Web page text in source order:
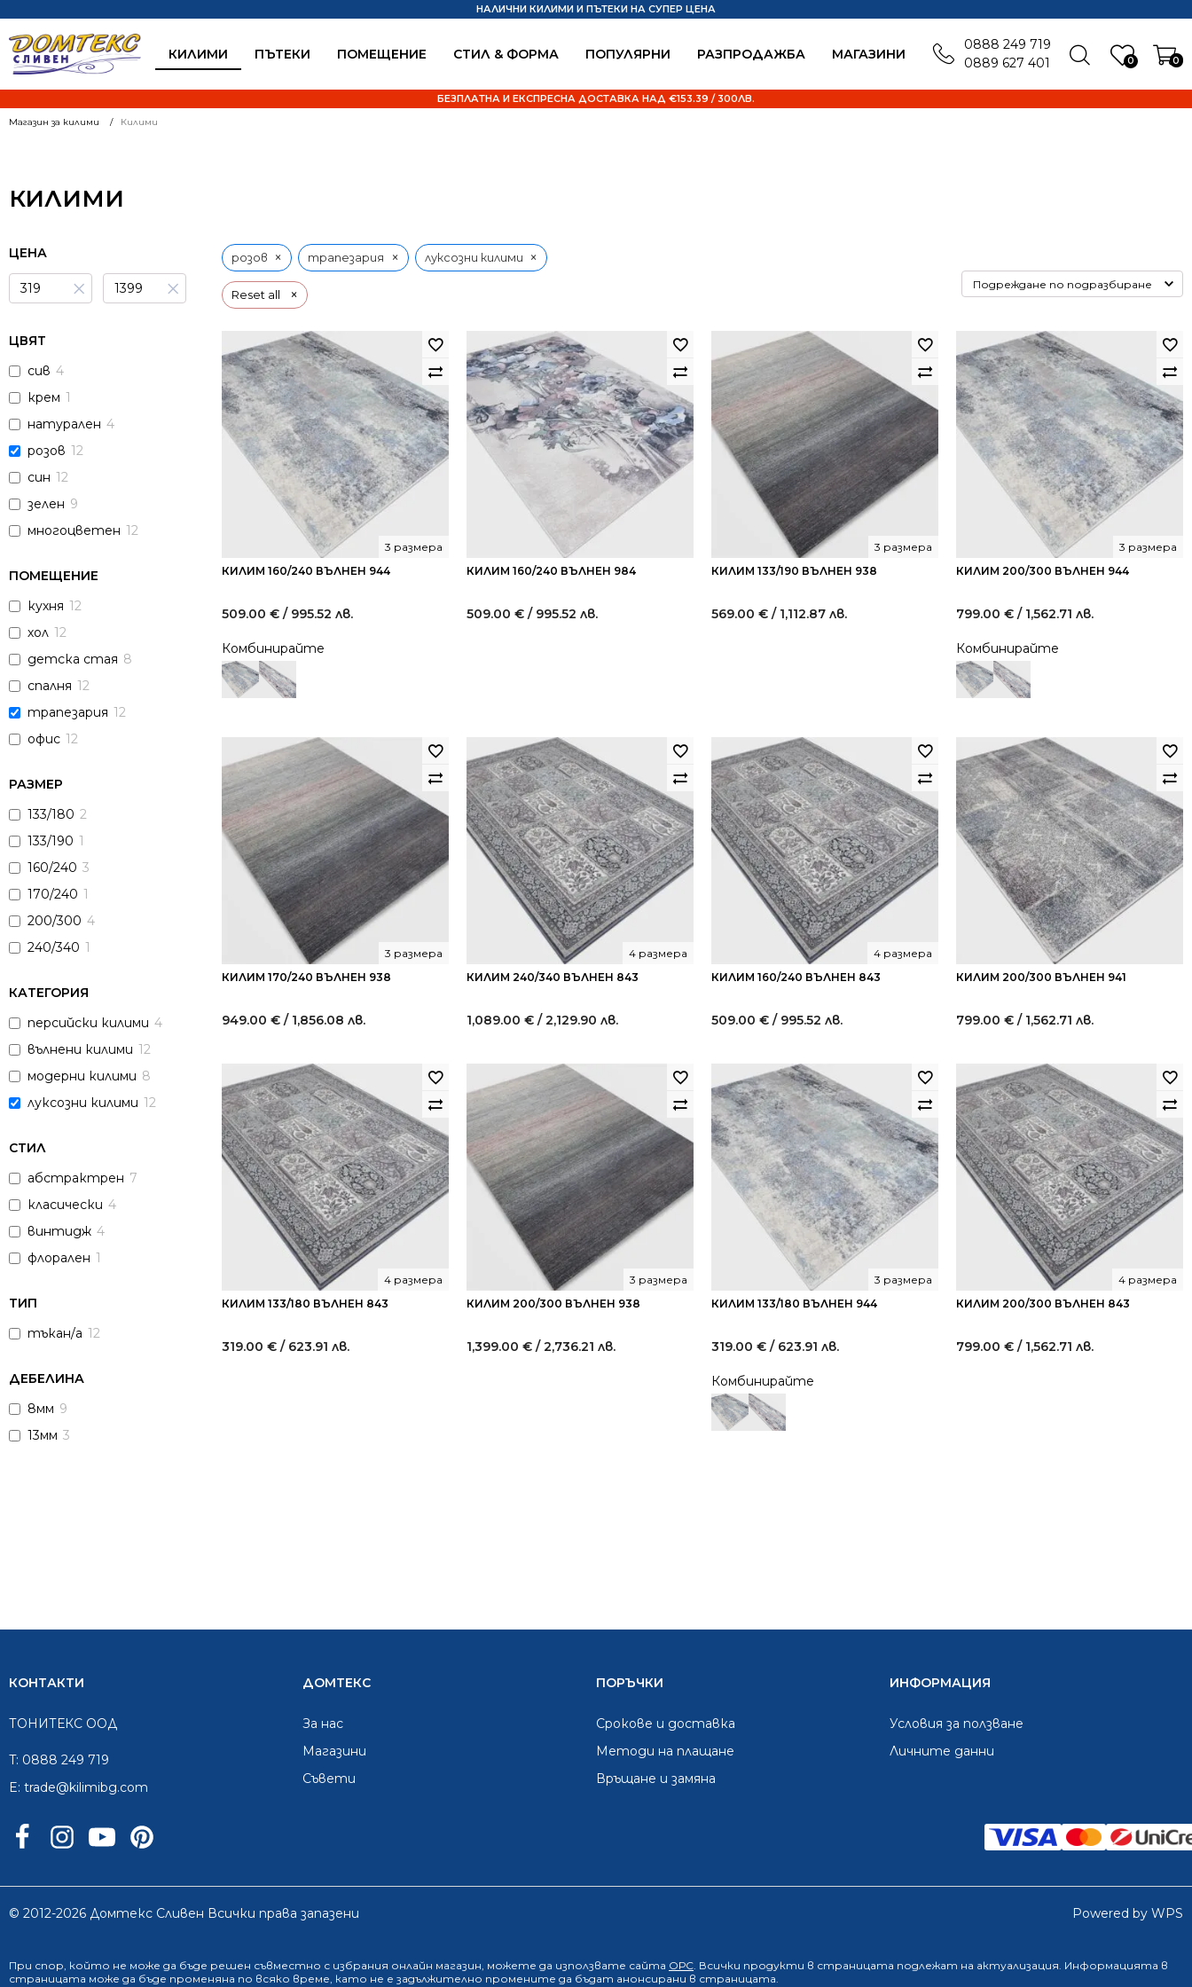
КИЛИМИ ПЪТЕКИ ПОМЕЩЕНИЕ СТИЛ & ФОРМА ПОПУЛЯРНИ РАЗПРОДАЖБА MАГАЗИНИ 0 0
НАЛИЧНИ КИЛИМИ И ПЪТЕКИ НА СУПЕР ЦЕНА
БЕЗПЛАТНА И ЕКСПРЕСНА ДОСТАВКА НАД €153.39 / 300ЛВ.
0888 249 719
0889 627 401
Магазин за килими Килими
КИЛИМИ
ЦЕНА
× ×
ЦВЯТ
сив 4
крем 1
натурален 4
розов 12
син 12
зелен 9
многоцветен 12
ПОМЕЩЕНИЕ
кухня 12
хол 12
детска стая 8
спалня 12
трапезария 12
офис 12
РАЗМЕР
133/180 2
133/190 1
160/240 3
170/240 1
200/300 4
240/340 1
КАТЕГОРИЯ
персийски килими 4
вълнени килими 12
модерни килими 8
луксозни килими 12
СТИЛ
абстрактрен 7
класически 4
винтидж 4
флорален 1
ТИП
тъкан/а 12
ДЕБЕЛИНА
8мм 9
13мм 3
Reset all ×
розов × трапезария × луксозни килими ×
КИЛИМ 160/240 ВЪЛНЕН 944
3 размера
509.00 € / 995.52 лв.
Комбинирайте
КИЛИМ 160/240 ВЪЛНЕН 984
509.00 € / 995.52 лв.
КИЛИМ 133/190 ВЪЛНЕН 938
3 размера
569.00 € / 1,112.87 лв.
КИЛИМ 200/300 ВЪЛНЕН 944
3 размера
799.00 € / 1,562.71 лв.
Комбинирайте
КИЛИМ 170/240 ВЪЛНЕН 938
3 размера
949.00 € / 1,856.08 лв.
КИЛИМ 240/340 ВЪЛНЕН 843
4 размера
1,089.00 € / 2,129.90 лв.
КИЛИМ 160/240 ВЪЛНЕН 843
4 размера
509.00 € / 995.52 лв.
КИЛИМ 200/300 ВЪЛНЕН 941
799.00 € / 1,562.71 лв.
КИЛИМ 133/180 ВЪЛНЕН 843
4 размера
319.00 € / 623.91 лв.
КИЛИМ 200/300 ВЪЛНЕН 938
3 размера
1,399.00 € / 2,736.21 лв.
КИЛИМ 133/180 ВЪЛНЕН 944
3 размера
319.00 € / 623.91 лв.
Комбинирайте
КИЛИМ 200/300 ВЪЛНЕН 843
4 размера
799.00 € / 1,562.71 лв.
КОНТАКТИ
ТОНИТЕКС ООД
T: 0888 249 719
E: trade@kilimibg.com
ДОМТЕКС
За нас
Mагазини
Съвети
ПОРЪЧКИ
Срокове и доставка
Методи на плащане
Връщане и замяна
ИНФОРМАЦИЯ
Условия за ползване
Личните данни
© 2012-2026 Домтекс Сливен Всички права запазени Powered by WPS
При спор, който не може да бъде решен съвместно с избрания онлайн магазин, можете да използвате сайта ОРС. Всички продукти в страницата подлежат на актуализация. Информацията в
страницата може да бъде променяна по всяко време, като не е задължително промените да бъдат анонсирани в страницата.